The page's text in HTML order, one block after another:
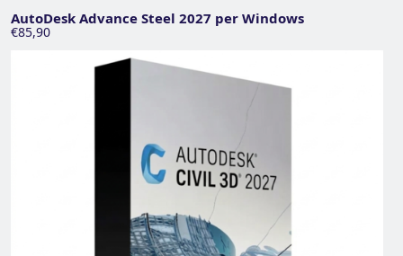
AutoDesk Advance Steel 2027 per Windows
€85,90